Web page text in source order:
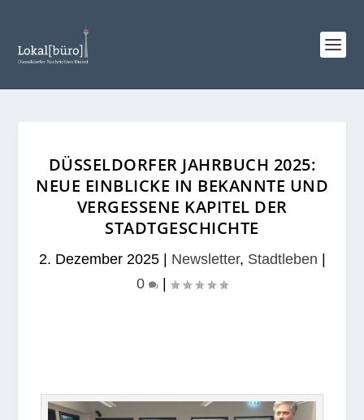
DÜSSELDORFER JAHRBUCH 2025:
NEUE EINBLICKE IN BEKANNTE UND
VERGESSENE KAPITEL DER
STADTGESCHICHTE
2. Dezember 2025| Newsletter, Stadtleben
0